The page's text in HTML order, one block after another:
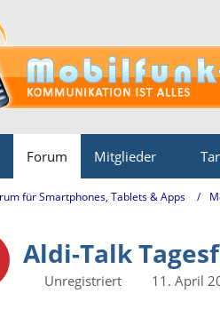
Forum Mitglieder
für Smartphones, Tablets & Apps
Aldi-Talk
Unregistriert
11. April